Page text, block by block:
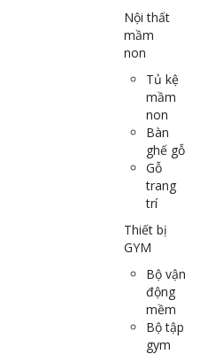
Nội thất
mầm
non
Tủ kệ
mầm
non
Bàn
ghế gỗ
Gỗ
trang
trí
Thiết bị
GYM
Bộ vận
động
mềm
Bộ tập
gym